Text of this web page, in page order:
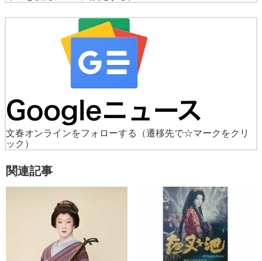
文春オンラインをフォローする
（遷移先で☆マークをクリ
ック）
関連記事